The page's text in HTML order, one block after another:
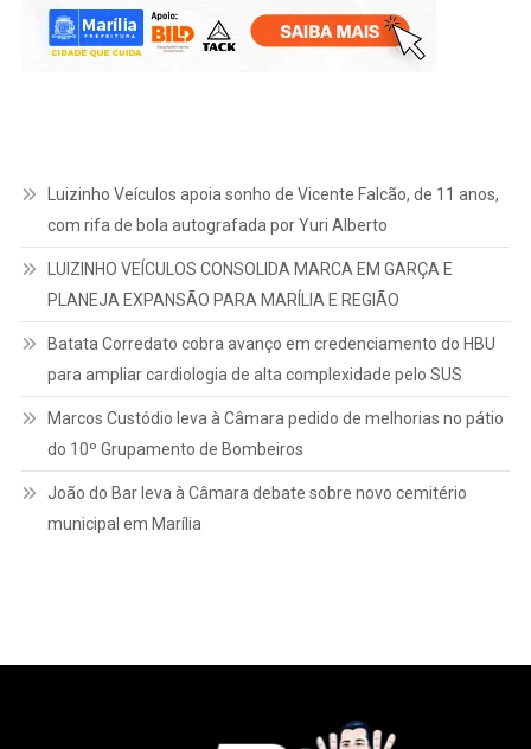
Luizinho Veículos apoia sonho de Vicente Falcão, de 11 anos,
com rifa de bola autografada por Yuri Alberto
LUIZINHO VEÍCULOS CONSOLIDA MARCA EM GARÇA E
PLANEJA EXPANSÃO PARA MARÍLIA E REGIÃO
Batata Corredato cobra avanço em credenciamento do HBU
para ampliar cardiologia de alta complexidade pelo SUS
Marcos Custódio leva à Câmara pedido de melhorias no pátio
do 10º Grupamento de Bombeiros
João do Bar leva à Câmara debate sobre novo cemitério
municipal em Marília